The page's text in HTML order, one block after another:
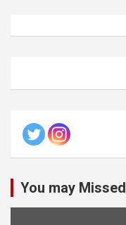
You may Missed